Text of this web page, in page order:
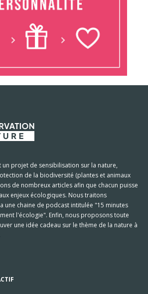
un projet de sensibilisation sur la nature,
de la biodiversité (plantes et animaux
de nombreux articles afin que chacun puisse
enjeux écologiques. Nous traitons
une chaine de podcast intitulée "15 minutes
l'écologie". Enfin, nous proposons toute
une idée cadeau sur le thème de la nature à